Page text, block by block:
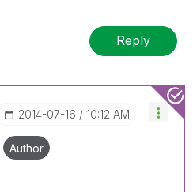
Reply
‎2014-07-16 10:12 AM
Author